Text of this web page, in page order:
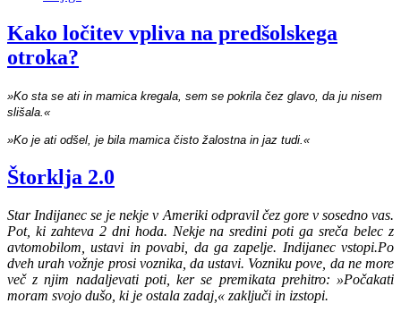
Kako ločitev vpliva na predšolskega
otroka?
»Ko sta se ati in mamica kregala, sem se pokrila čez glavo, da ju nisem
slišala.«
»Ko je ati odšel, je bila mamica čisto žalostna in jaz tudi.«
Štorklja 2.0
Star Indijanec se je nekje v Ameriki odpravil čez gore v sosedno vas.
Pot, ki zahteva 2 dni hoda. Nekje na sredini poti ga sreča belec z
avtomobilom, ustavi in povabi, da ga zapelje. Indijanec vstopi.Po
dveh urah vožnje prosi voznika, da ustavi. Vozniku pove, da ne more
več z njim nadaljevati poti, ker se premikata prehitro: »Počakati
moram svojo dušo, ki je ostala zadaj,« zaključi in izstopi.